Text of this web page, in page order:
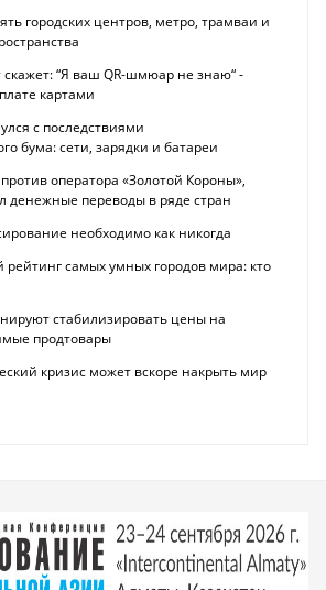
городских центров, метро, трамваи и
скажет: “Я ваш QR-шмюар не знаю“ -
картами
с последствиями
бума: сети, зарядки и батареи
оператора «Золотой Короны»,
денежные переводы в ряде стран
необходимо как никогда
рейтинг самых умных городов мира: кто
стабилизировать цены на
продтовары
кризис может вскоре накрыть мир